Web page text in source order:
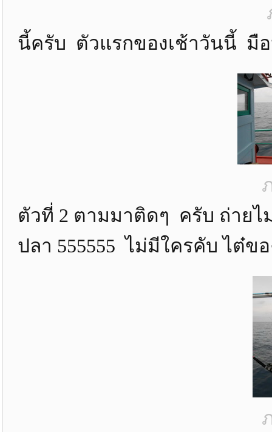
นี้ครับ ตัวแรกของเช้าวันนี้ มื
ตัวที่ 2 ตามมาติดๆ ครับ ถ่าย
ปลา 555555 ไม่มีใครคับ ไต๋ขอ